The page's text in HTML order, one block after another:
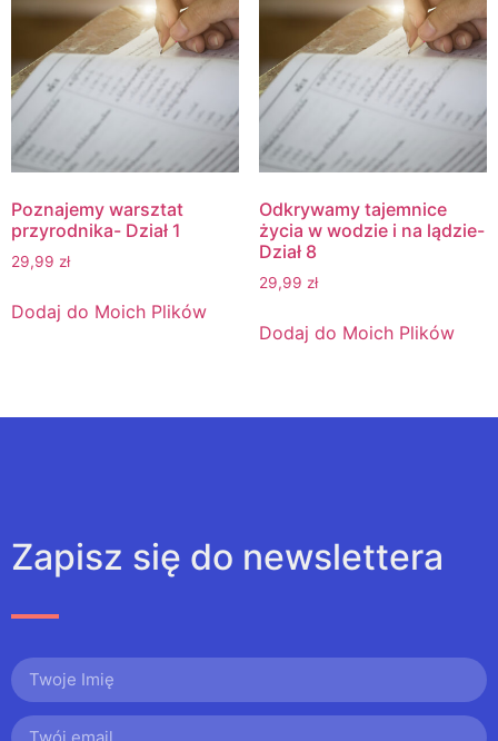
Poznajemy warsztat
przyrodnika- Dział 1
29,99 zł
Dodaj do Moich Plików
Odkrywamy tajemnice
życia w wodzie i na lądzie-
Dział 8
29,99 zł
Dodaj do Moich Plików
Zapisz się do newslettera